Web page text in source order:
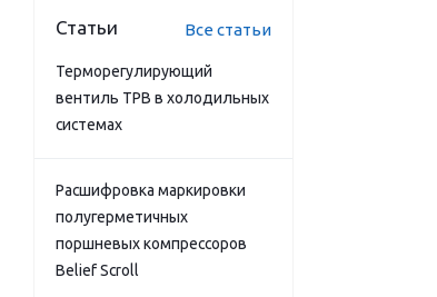
Статьи Все статьи
Терморегулирующий
вентиль ТРВ в холодильных
системах
Расшифровка маркировки
полугерметичных
поршневых компрессоров
Belief Scroll